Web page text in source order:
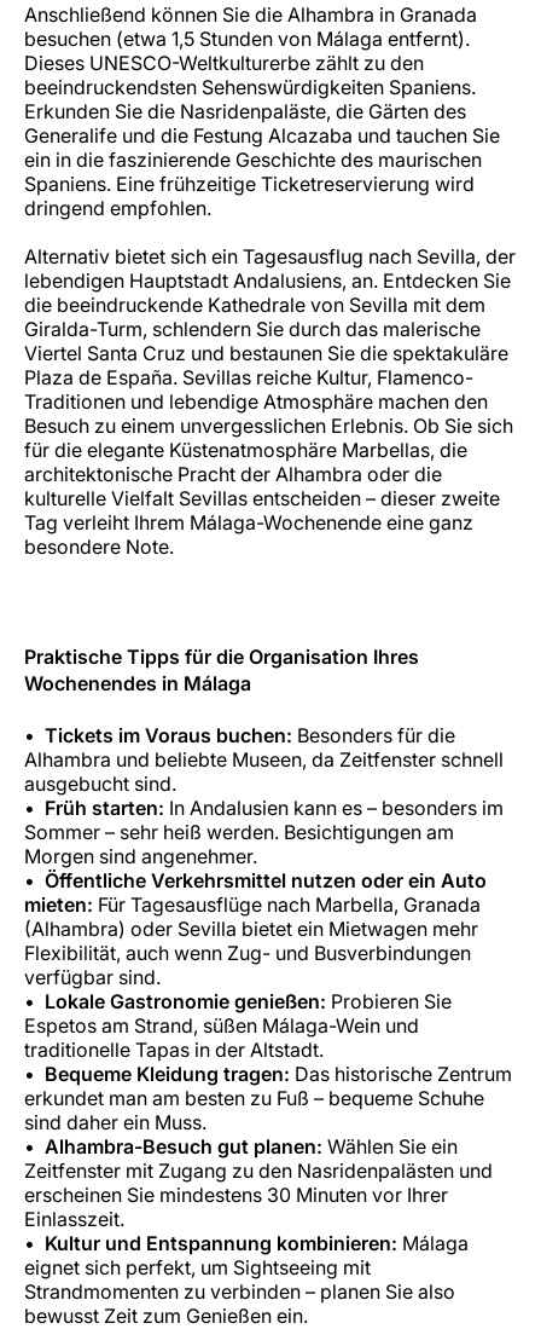
Anschließend können Sie die Alhambra in Granada
besuchen (etwa 1,5 Stunden von Málaga entfernt).
Dieses UNESCO-Weltkulturerbe zählt zu den
beeindruckendsten Sehenswürdigkeiten Spaniens.
Erkunden Sie die Nasridenpaläste, die Gärten des
Generalife und die Festung Alcazaba und tauchen Sie
ein in die faszinierende Geschichte des maurischen
Spaniens. Eine frühzeitige Ticketreservierung wird
dringend empfohlen.
Alternativ bietet sich ein Tagesausflug nach Sevilla, der
lebendigen Hauptstadt Andalusiens, an. Entdecken Sie
die beeindruckende Kathedrale von Sevilla mit dem
Giralda-Turm, schlendern Sie durch das malerische
Viertel Santa Cruz und bestaunen Sie die spektakuläre
Plaza de España. Sevillas reiche Kultur, Flamenco-
Traditionen und lebendige Atmosphäre machen den
Besuch zu einem unvergesslichen Erlebnis. Ob Sie sich
für die elegante Küstenatmosphäre Marbellas, die
architektonische Pracht der Alhambra oder die
kulturelle Vielfalt Sevillas entscheiden – dieser zweite
Tag verleiht Ihrem Málaga-Wochenende eine ganz
besondere Note.
Praktische Tipps für die Organisation Ihres
Wochenendes in Málaga
Tickets im Voraus buchen: Besonders für die
Alhambra und beliebte Museen, da Zeitfenster schnell
ausgebucht sind.
Früh starten: In Andalusien kann es – besonders im
Sommer – sehr heiß werden. Besichtigungen am
Morgen sind angenehmer.
Öffentliche Verkehrsmittel nutzen oder ein Auto
mieten: Für Tagesausflüge nach Marbella, Granada
(Alhambra) oder Sevilla bietet ein Mietwagen mehr
Flexibilität, auch wenn Zug- und Busverbindungen
verfügbar sind.
Lokale Gastronomie genießen: Probieren Sie
Espetos am Strand, süßen Málaga-Wein und
traditionelle Tapas in der Altstadt.
Bequeme Kleidung tragen: Das historische Zentrum
erkundet man am besten zu Fuß – bequeme Schuhe
sind daher ein Muss.
Alhambra-Besuch gut planen: Wählen Sie ein
Zeitfenster mit Zugang zu den Nasridenpalästen und
erscheinen Sie mindestens 30 Minuten vor Ihrer
Einlasszeit.
Kultur und Entspannung kombinieren: Málaga
eignet sich perfekt, um Sightseeing mit
Strandmomenten zu verbinden – planen Sie also
bewusst Zeit zum Genießen ein.